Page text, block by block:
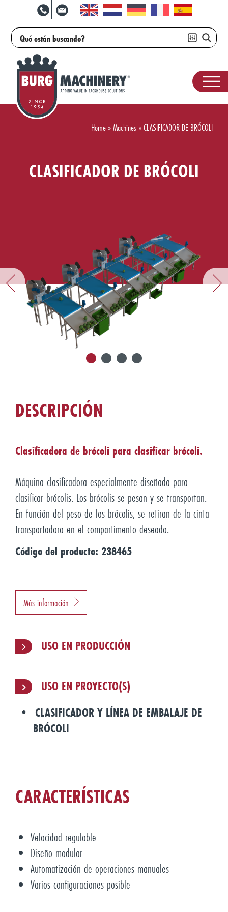
Home»Machines»CLASIFICADOR DE BRÓCOLI
CLASIFICADOR DE BRÓCOLI
DESCRIPCIÓN
Clasificadora de brócoli para clasificar brócoli.
Máquina clasificadora especialmente diseñada para
clasificar brócolis. Los brócolis se pesan y se transportan.
En función del peso de los brócolis, se retiran de la cinta
transportadora en el compartimento deseado.
Código del producto: 238465
Más información
USO EN PRODUCCIÓN
USO EN PROYECTO(S)
CLASIFICADOR Y LÍNEA DE EMBALAJE DE
BRÓCOLI
CARACTERÍSTICAS
Velocidad regulable
Diseño modular
Automatización de operaciones manuales
Varios configuraciones posible